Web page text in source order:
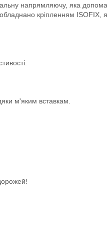
напрямляючу, яка
обладнано кріпленням ISOFIX,
м'яким вставкам.